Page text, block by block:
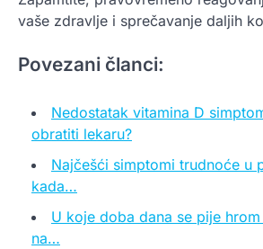
vaše zdravlje i sprečavanje daljih
Povezani članci:
Nedostatak vitamina D
obratiti lekaru?
Najčešći simptomi trudnoće u
kada…
U koje doba dana se pije
na…